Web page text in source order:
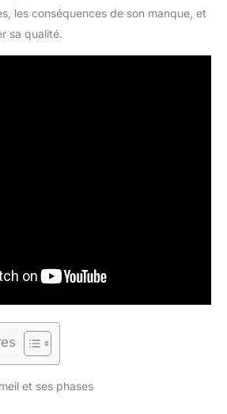
les conséquences de son manque, et
sa qualité.
et ses phases